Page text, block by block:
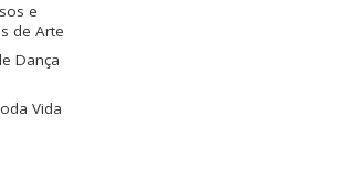
e
de Arte
Dança
Vida